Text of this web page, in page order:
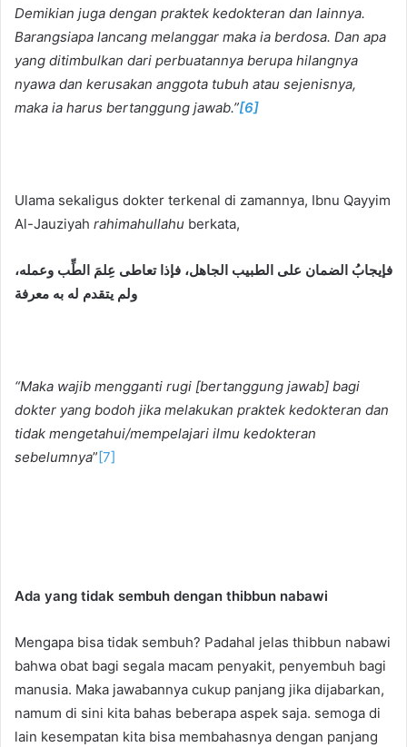
Demikian juga dengan praktek kedokteran dan lainnya.
Barangsiapa lancang melanggar maka ia berdosa. Dan apa
yang ditimbulkan dari perbuatannya berupa hilangnya
nyawa dan kerusakan anggota tubuh atau sejenisnya,
maka ia harus bertanggung jawab.”[6]
Ulama sekaligus dokter terkenal di zamannya, Ibnu Qayyim
Al-Jauziyah rahimahullahu berkata,
فإيجابُ الضمان على الطبيب الجاهل، فإذا تعاطى عِلمَ الطِّب وعمله،
ولم يتقدم له به معرفة
“Maka wajib mengganti rugi [bertanggung jawab] bagi
dokter yang bodoh jika melakukan praktek kedokteran dan
tidak mengetahui/mempelajari ilmu kedokteran
sebelumnya” [7]
Ada yang tidak sembuh dengan thibbun nabawi
Mengapa bisa tidak sembuh? Padahal jelas thibbun nabawi
bahwa obat bagi segala macam penyakit, penyembuh bagi
manusia. Maka jawabannya cukup panjang jika dijabarkan,
namum di sini kita bahas beberapa aspek saja. semoga di
lain kesempatan kita bisa membahasnya dengan panjang